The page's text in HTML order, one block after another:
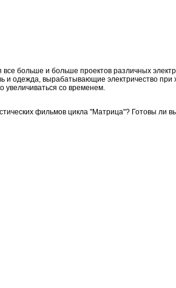
больше и больше проектов различных
и одежда, вырабатывающие электричество
увеличиваться со временем.
фильмов цикла "Матрица"? Готовы ли